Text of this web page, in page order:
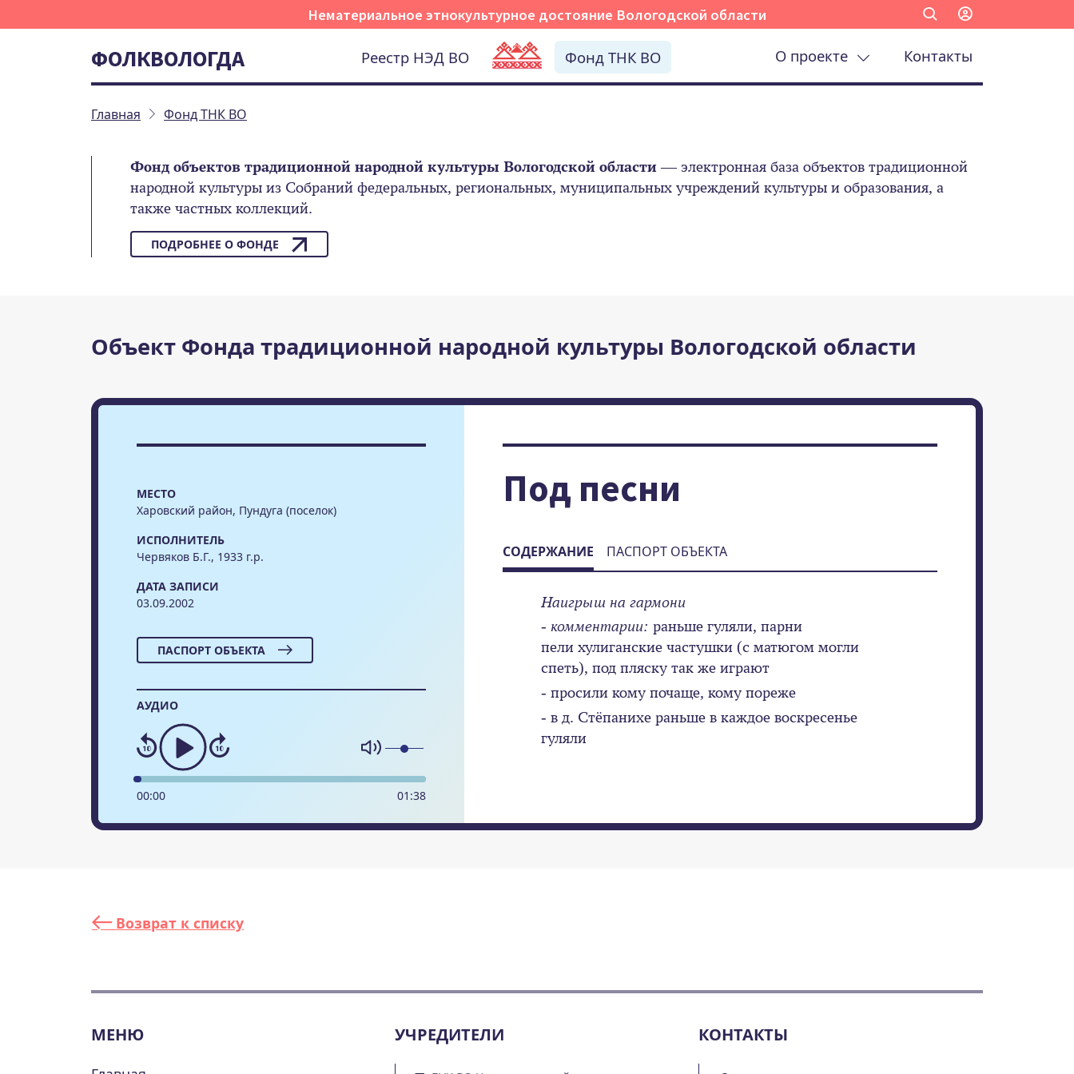
Нематериальное этнокультурное достояние Вологодской области
ФОЛКВОЛОГДА Реестр НЭД ВО Фонд ТНК ВО О проекте Контакты
Главная Фонд ТНК ВО
Фонд объектов традиционной народной культуры Вологодской области— электронная база объектов традиционной
народной культуры из Собраний федеральных, региональных, муниципальных учреждений культуры и образования, а
также частных коллекций.
ПОДРОБНЕЕ О ФОНДЕ
Объект Фонда традиционной народной культуры Вологодской области
МЕСТО
Харовский район, Пундуга (поселок)
ИСПОЛНИТЕЛЬ
Червяков Б.Г., 1933 г.р.
ДАТА ЗАПИСИ
03.09.2002
ПАСПОРТ ОБЪЕКТА
АУДИО
00:00 01 :38
Под песни
СОДЕРЖАНИЕ ПАСПОРТ ОБЪЕКТА
Наигрыш на гармони
- комментарии: раньше гуляли, парни
пели хулиганские частушки (с матюгом могли
спеть), под пляску так же играют
- просили кому почаще, кому пореже
- в д. Стёпанихе раньше в каждое воскресенье
гуляли
Возврат к списку
МЕНЮ УЧРЕДИТЕЛИ КОНТАКТЫ